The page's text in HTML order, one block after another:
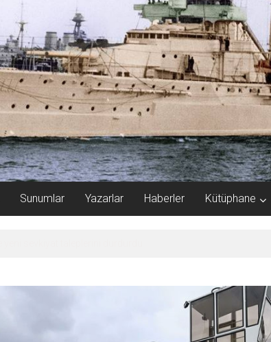
Sunumlar Yazarlar Haberler Kütüphane